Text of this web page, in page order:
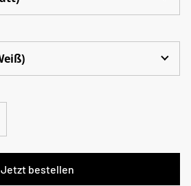
Jetzt bestellen